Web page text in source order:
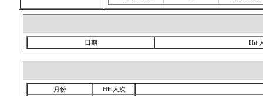
日期 Hit
月份
Hit 人次